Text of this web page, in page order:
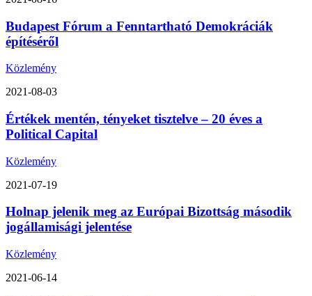
Budapest Fórum a Fenntartható Demokráciák
építéséről
Közlemény
2021-08-03
Értékek mentén, tényeket tisztelve – 20 éves a
Political Capital
Közlemény
2021-07-19
Holnap jelenik meg az Európai Bizottság második
jogállamisági jelentése
Közlemény
2021-06-14